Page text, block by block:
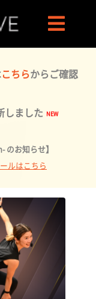
こちらからご確認
しました
のお知らせ】
ルはこちら